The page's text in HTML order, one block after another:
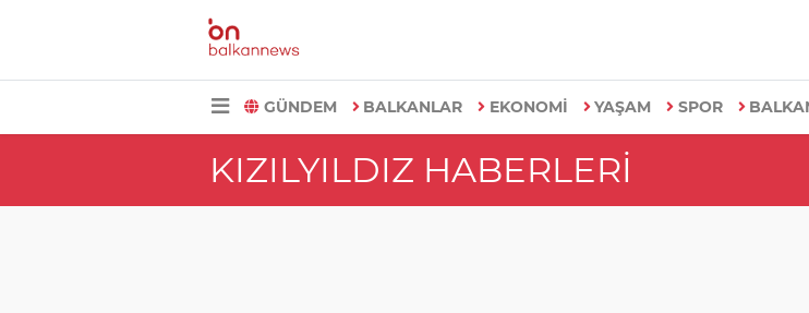
GÜNDEM BALKANLAR EKONOMİ YAŞAM SPOR
KIZILYILDIZ HABERLERI